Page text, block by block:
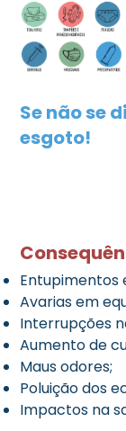
Se não se
esgoto!
Entupimentos
Avarias em
Interrupções
Aumento de
Maus odores;
Poluição dos
Impactos na